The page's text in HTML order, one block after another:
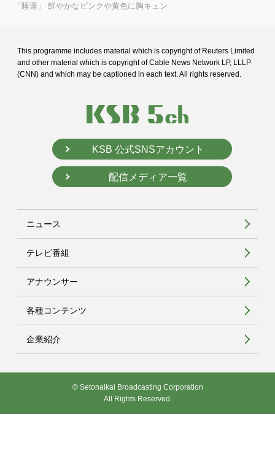
「睡蓮」 鮮やかなピンクや黄色に胸キュン
This programme includes material which is copyright of Reuters Limited
and other material which is copyright of Cable News Network LP, LLLP
(CNN) and which may be captioned in each text. All rights reserved.
KSB 公式SNSアカウント
配信メディア一覧
ニュース
テレビ番組
アナウンサー
各種コンテンツ
企業紹介
© Setonaikai Broadcasting Corporation
All Rights Reserved.